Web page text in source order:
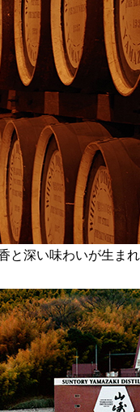
と深い味わいが生ま